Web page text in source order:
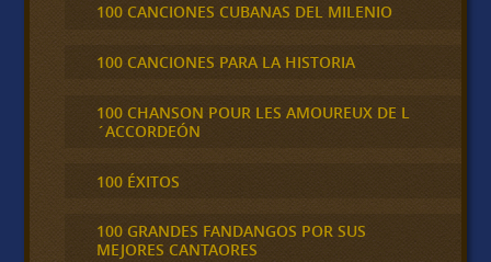
100 CANCIONES CUBANAS DEL MILENIO
100 CANCIONES PARA LA HISTORIA
100 CHANSON POUR LES AMOUREUX DE L
´ACCORDEÓN
100 ÉXITOS
100 GRANDES FANDANGOS POR SUS
MEJORES CANTAORES